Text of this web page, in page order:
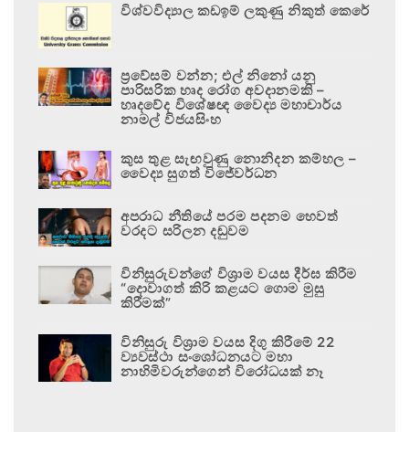
විශ්වවිද්‍යාල කඩඉම් ලකුණු නිකුත් කෙරේ
ප්‍රවේසම් වන්න; එල් නිනෝ යනු
පාරිසරික හෘද රෝග අවදානමකි –
හෘදවේද විශේෂඥ වෛද්‍ය මහාචාර්ය
නාමල් විජයසිංහ
කුස තුළ සැඟවුණු නොනිදන කම්හල –
වෛද්‍ය සුගත් විජේවර්ධන
අපරාධ නීතියේ පරම පදනම හෙවත්
වරදට සරිලන දඬුවම
විනිසුරුවන්ගේ විශ්‍රාම වයස දීර්ඝ කිරීම
“දොවාගත් කිරි කළයට ගොම මුසු
කිරීමක්”
විනිසුරු විශ්‍රාම වයස දිගු කිරීමේ 22
ව්‍යවස්ථා සංශෝධනයට මහා
නාහිමිවරුන්ගෙන් විරෝධයක් නෑ